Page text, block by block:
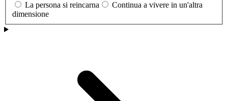
La persona si reincarna
Continua a vivere in un'altra
dimensione